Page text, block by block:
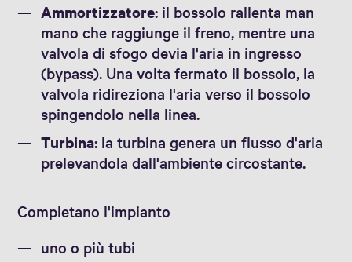
Ammortizzatore: il bossolo rallenta man
mano che raggiunge il freno, mentre una
valvola di sfogo devia l'aria in ingresso
(bypass). Una volta fermato il bossolo, la
valvola ridireziona l'aria verso il bossolo
spingendolo nella linea.
Turbina: la turbina genera un flusso d'aria
prelevandola dall'ambiente circostante.
Completano l'impianto
uno o più tubi